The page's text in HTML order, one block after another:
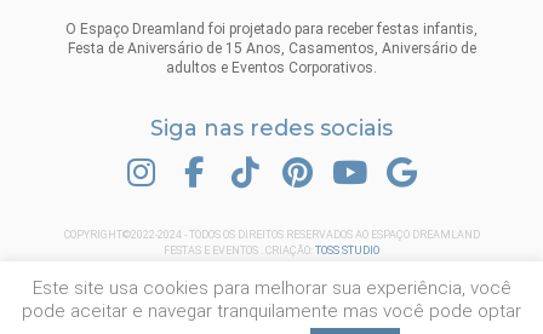
O Espaço Dreamland foi projetado para receber festas infantis,
Festa de Aniversário de 15 Anos, Casamentos, Aniversário de
adultos e Eventos Corporativos.
Siga nas redes sociais
INSTAGRAMFACEBOOKTIK TOK PINTERESTYOUTUBE
COPYRIGHT©2022-2024 - TODOS OS DIREITOS RESERVADOS AO ESPAÇO DREAMLAND
FESTAS E EVENTOS . CRIAÇÃO:TOSS STUDIO
Este site usa cookies para melhorar sua experiência, você
pode aceitar e navegar tranquilamente mas você pode optar